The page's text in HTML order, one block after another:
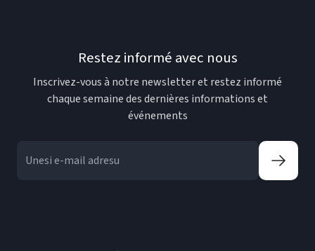
Restez informé avec nous
Inscrivez-vous à notre newsletter et restez informé
chaque semaine des dernières informations et
événements